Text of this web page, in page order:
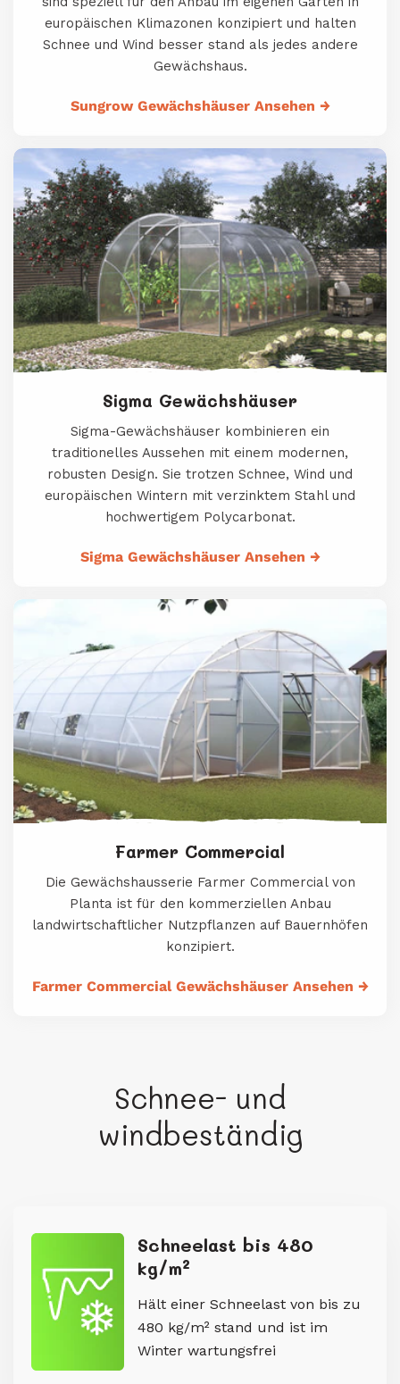
europäischen Klimazonen konzipiert und halten
Schnee und Wind besser stand als jedes andere
Gewächshaus.
Sungrow Gewächshäuser Ansehen →
Sigma Gewächshäuser
Sigma-Gewächshäuser kombinieren ein
traditionelles Aussehen mit einem modernen,
robusten Design. Sie trotzen Schnee, Wind und
europäischen Wintern mit verzinktem Stahl und
hochwertigem Polycarbonat.
Sigma Gewächshäuser Ansehen →
Farmer Commercial
Die Gewächshausserie Farmer Commercial von
Planta ist für den kommerziellen Anbau
landwirtschaftlicher Nutzpflanzen auf Bauernhöfen
konzipiert.
Farmer Commercial Gewächshäuser Ansehen →
Schnee- und
windbeständig
Schneelast bis 480
kg/m²
Hält einer Schneelast von bis zu
480 kg/m² stand und ist im
Winter wartungsfrei